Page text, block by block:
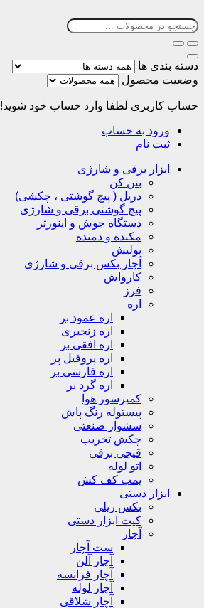
دسته بندی ها
وضعیت محصول
حساب کاربری لطفا وارد حساب خود شوید!
ورود به حساب
ثبت نام
ابزار برقی و شارژی
بتن کن
دریل ( پیچ گوشتی ، چکشی)
پیچ گوشتی برقی و شارژی
دستگاه جوش و اینورتر
مکنده و دمنده
پولیش
آچار بکس برقی و شارژی
کارواش
فرز
اره
اره عمود بر
اره زنجیری
اره افقی بر
اره پروفیل پر
اره فارسی بر
اره گرد بر
کمپرسور هوا
پیستوله رنگ پاش
سشوار صنعتی
چکش تخریب
قیچی برقی
اتو لوله
پمپ کف کش
ابزار دستی
بکس ریلی
کیت ابزار دستی
آچار
ست آچار
آچار آلن
آچار فرانسه
آچار لوله
آچار شلاقی